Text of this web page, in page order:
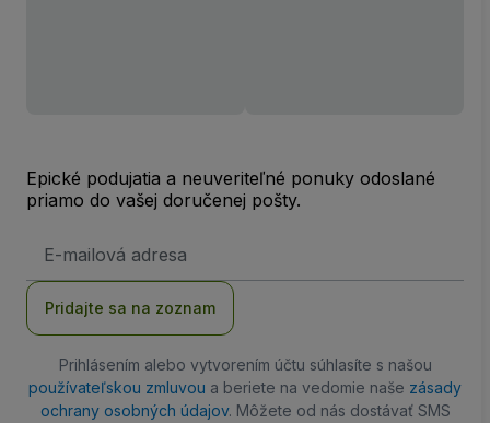
Epické podujatia a neuveriteľné ponuky odoslané
priamo do vašej doručenej pošty.
mailová
Pridajte sa na zoznam
Prihlásením alebo vytvorením účtu súhlasíte s našou
používateľskou zmluvou a beriete na vedomie naše zásady
ochrany osobných údajov. Môžete od nás dostávať SMS